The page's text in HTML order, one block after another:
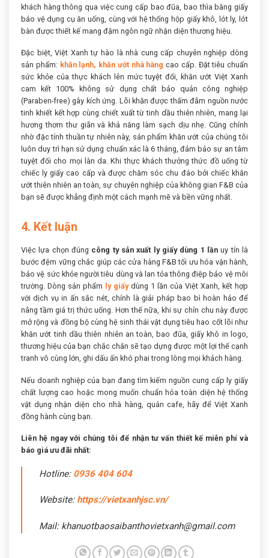
khách hàng thông qua việc cung cấp bao đũa, bao thìa bằng giấy
bảo vệ dụng cụ ăn uống, cùng với hệ thống hộp giấy khô, lót ly, lót
bàn được thiết kế mang đậm ngôn ngữ nhận diện thương hiệu.
Đặc biệt, Việt Xanh tự hào là nhà cung cấp chuyên nghiệp dòng
sản phẩm: khăn lạnh, khăn ướt nhà hàng cao cấp. Đặt tiêu chuẩn
sức khỏe của thực khách lên mức tuyệt đối, khăn ướt Việt Xanh
cam kết 100% không sử dụng chất bảo quản công nghiệp
(Paraben-free) gây kích ứng. Lõi khăn được thấm đẫm nguồn nước
tinh khiết kết hợp cùng chiết xuất từ tinh dầu thiên nhiên, mang lại
hương thơm thư giãn và khả năng làm sạch dịu nhẹ. Cũng chính
nhờ đặc tính thuần tự nhiên này, sản phẩm khăn ướt của chúng tôi
luôn duy trì hạn sử dụng chuẩn xác là 6 tháng, đảm bảo sự an tâm
tuyệt đối cho mọi làn da. Khi thực khách thưởng thức đồ uống từ
chiếc ly giấy cao cấp và được chăm sóc chu đáo bởi chiếc khăn
ướt thiên nhiên an toàn, sự chuyên nghiệp của không gian F&B của
bạn sẽ được khẳng định một cách mạnh mẽ và bền vững nhất.
4. Kết luận
Việc lựa chọn đúng công ty sản xuất ly giấy dùng 1 lần uy tín là
bước đệm vững chắc giúp các cửa hàng F&B tối ưu hóa vận hành,
bảo vệ sức khỏe người tiêu dùng và lan tỏa thông điệp bảo vệ môi
trường. Dòng sản phẩm ly giấydùng 1 lần của Việt Xanh, kết hợp
với dịch vụ in ấn sắc nét, chính là giải pháp bao bì hoàn hảo để
nâng tầm giá trị thức uống. Hơn thế nữa, khi sự chỉn chu này được
mở rộng và đồng bộ cùng hệ sinh thái vật dụng tiêu hao cốt lõi như
khăn ướt tinh dầu thiên nhiên an toàn, bao đũa, giấy khô in logo,
thương hiệu của bạn chắc chắn sẽ tạo dựng được một lợi thế cạnh
tranh vô cùng lớn, ghi dấu ấn khó phai trong lòng mọi khách hàng.
Nếu doanh nghiệp của bạn đang tìm kiếm nguồn cung cấp ly giấy
chất lượng cao hoặc mong muốn chuẩn hóa toàn diện hệ thống
vật dụng nhận diện cho nhà hàng, quán cafe, hãy để Việt Xanh
đồng hành cùng bạn.
Liên hệ ngay với chúng tôi để nhận tư vấn thiết kế miễn phí và
báo giá ưu đãi nhất:
Hotline: 0936 404 604
Website: https://vietxanhjsc.vn/
Mail: khanuotbaosaibanthovietxanh@gmail.com